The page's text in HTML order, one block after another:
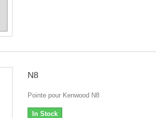
N8
Pointe pour Kenwood N8
In Stock